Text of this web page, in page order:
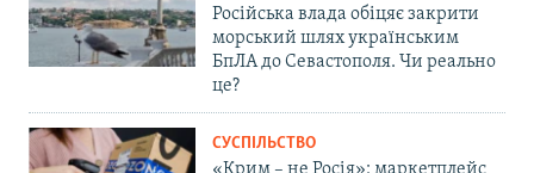
Російська влада обіцяє закрити
морський шлях українським
БпЛА до Севастополя. Чи реально
це?
СУСПІЛЬСТВО